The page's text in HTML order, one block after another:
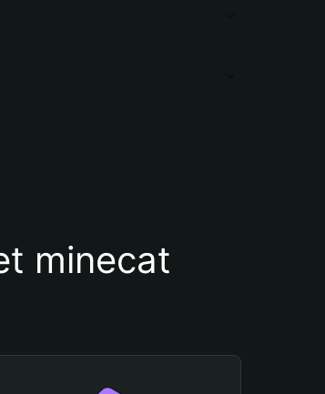
minecat